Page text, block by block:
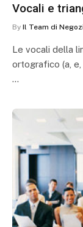
Vocali e
By Il Team di
Le vocali della
ortografico (a,
…